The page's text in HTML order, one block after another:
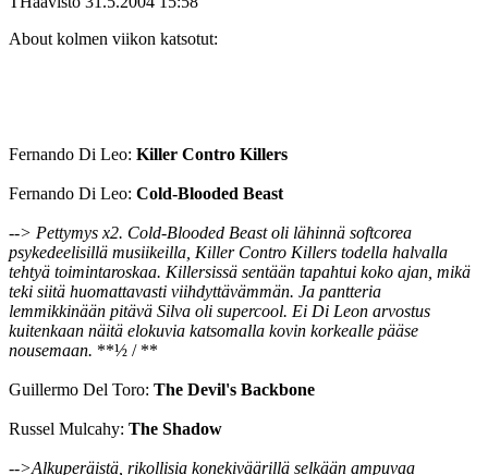
About kolmen viikon katsotut:
Fernando Di Leo: Killer Contro Killers
Fernando Di Leo: Cold-Blooded Beast
--> Pettymys x2. Cold-Blooded Beast oli lähinnä softcorea
psykedeelisillä musiikeilla, Killer Contro Killers todella halvalla
tehtyä toimintaroskaa. Killersissä sentään tapahtui koko ajan, mikä
teki siitä huomattavasti viihdyttävämmän. Ja pantteria
lemmikkinään pitävä Silva oli supercool. Ei Di Leon arvostus
kuitenkaan näitä elokuvia katsomalla kovin korkealle pääse
nousemaan. **½ / **
Guillermo Del Toro: The Devil's Backbone
Russel Mulcahy: The Shadow
-->Alkuperäistä, rikollisia konekiväärillä selkään ampuvaa